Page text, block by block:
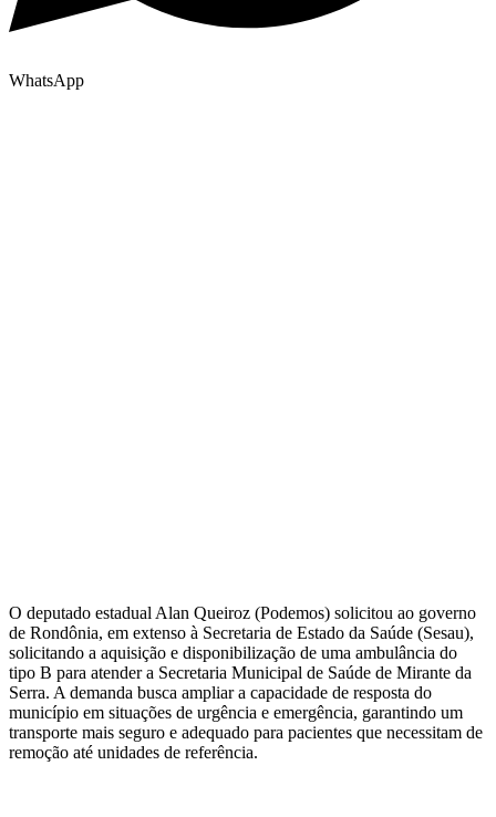
WhatsApp
O deputado estadual Alan Queiroz (Podemos) solicitou ao governo
de Rondônia, em extenso à Secretaria de Estado da Saúde (Sesau),
solicitando a aquisição e disponibilização de uma ambulância do
tipo B para atender a Secretaria Municipal de Saúde de Mirante da
Serra. A demanda busca ampliar a capacidade de resposta do
município em situações de urgência e emergência, garantindo um
transporte mais seguro e adequado para pacientes que necessitam de
remoção até unidades de referência.